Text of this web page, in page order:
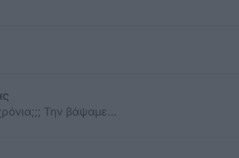
Την βάψαμε...